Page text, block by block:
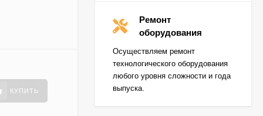
КУПИТЬ
Ремонт
оборудования
Осуществляем ремонт
технологического оборудования
любого уровня сложности и года
выпуска.
Пароконвектомат Baron
10B с подставкой
299 990₽